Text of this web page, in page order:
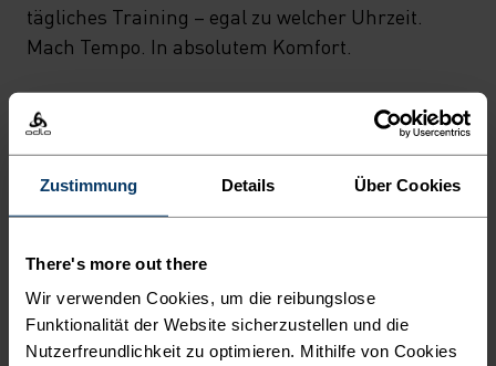
Zustimmung Details Über Cookies
There's more out there
Wir verwenden Cookies, um die reibungslose
Funktionalität der Website sicherzustellen und die
Nutzerfreundlichkeit zu optimieren. Mithilfe von Cookies
tägliches Training – egal zu welcher Uhrzeit.
Mach Tempo. In absolutem Komfort.
LEICHTER SCHNELLER
LAUFEN
Schnell trocken, unglaublich leicht: Performance-
Laufbekleidung, die alle anderen hinter sich lässt.